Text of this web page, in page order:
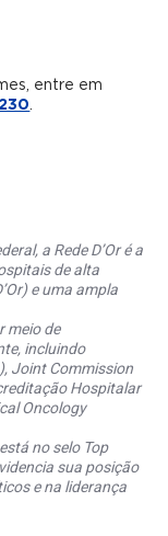
entre em
.
a Rede D’Or é a
de alta
e uma ampla
meio de
incluindo
Joint Commission
Hospitalar
Oncology
no selo Top
sua posição
e na liderança